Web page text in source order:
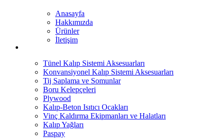
Anasayfa
Hakkımızda
Ürünler
İletişim
Ürün Kategorileri
Tünel Kalıp Sistemi Aksesuarları
Konvansiyonel Kalıp Sistemi Aksesuarları
Tij Saplama ve Somunlar
Boru Kelepçeleri
Plywood
Kalıp-Beton Isıtıcı Ocakları
Vinç Kaldırma Ekipmanları ve Halatları
Kalıp Yağları
Paspay